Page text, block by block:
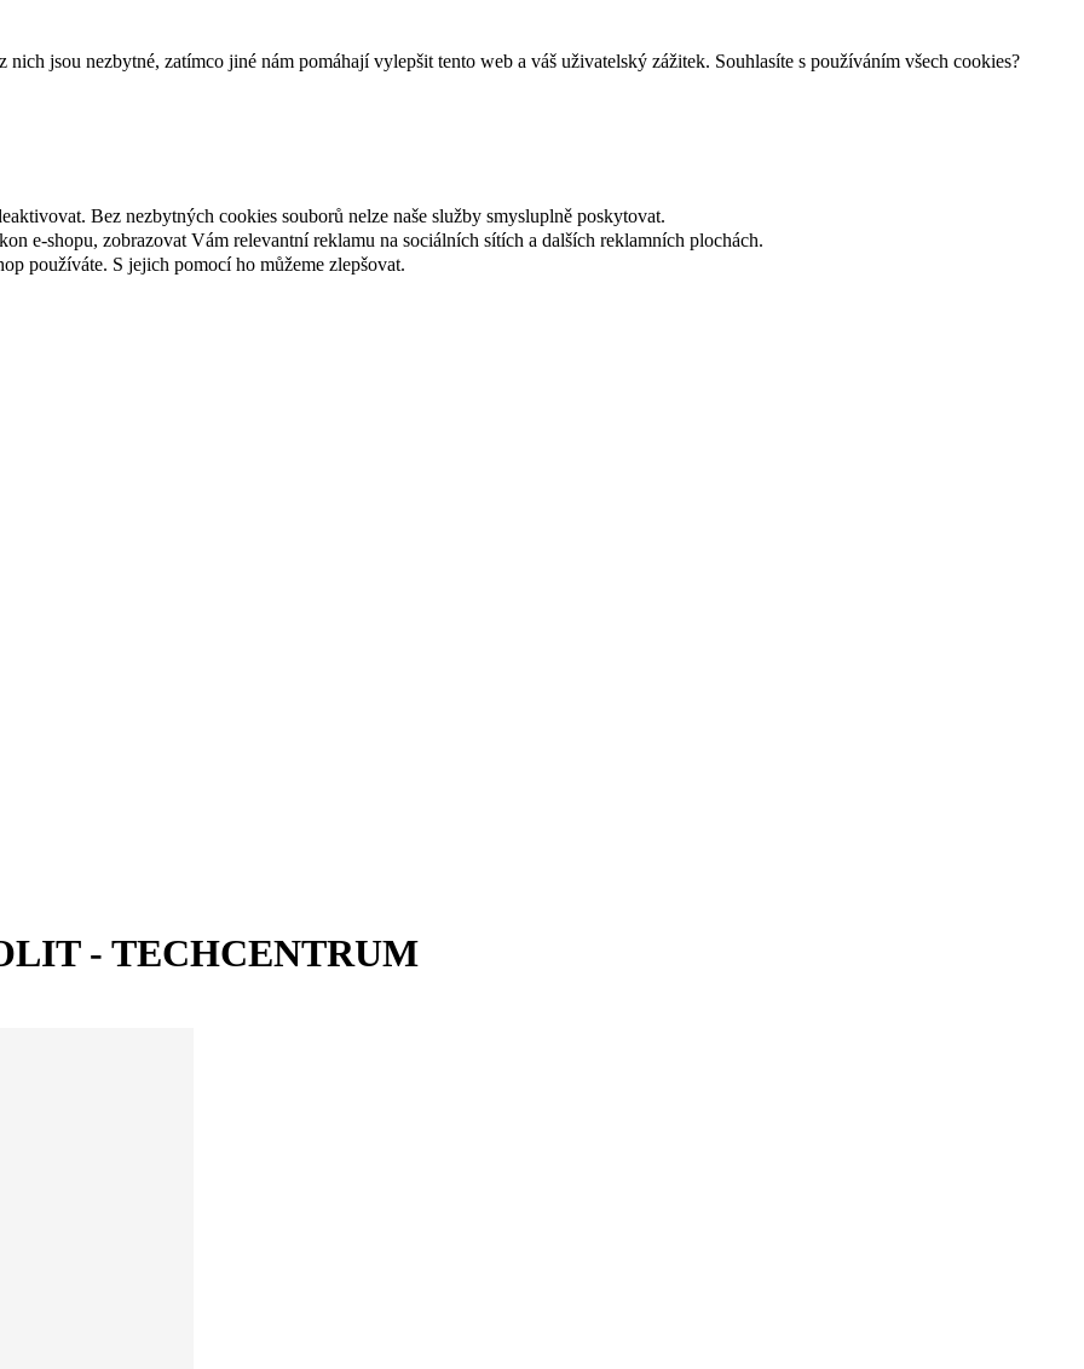
jsou nezbytné, zatímco jiné nám pomáhají vylepšit tento web a váš uživatelský zážitek. Souhlasíte s používáním všech cookies?
Bez nezbytných cookies souborů nelze naše služby smysluplně poskytovat.
e-shopu, zobrazovat Vám relevantní reklamu na sociálních sítích a dalších reklamních plochách.
používáte. S jejich pomocí ho můžeme zlepšovat.
- TECHCENTRUM